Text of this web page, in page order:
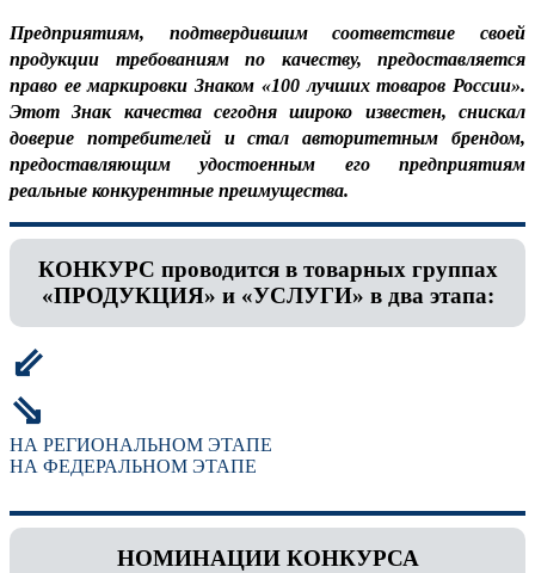
Предприятиям, подтвердившим соответствие своей
продукции требованиям по качеству, предоставляется
право ее маркировки Знаком «100 лучших товаров России».
Этот Знак качества сегодня широко известен, снискал
доверие потребителей и стал авторитетным брендом,
предоставляющим удостоенным его предприятиям
реальные конкурентные преимущества.
КОНКУРС проводится в товарных группах
«ПРОДУКЦИЯ» и «УСЛУГИ» в два этапа:
⇙
⇘
НА РЕГИОНАЛЬНОМ ЭТАПЕ
НА ФЕДЕРАЛЬНОМ ЭТАПЕ
НОМИНАЦИИ КОНКУРСА